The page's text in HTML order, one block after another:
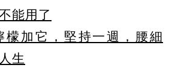
能用了
加它，堅持一週，腰細
生